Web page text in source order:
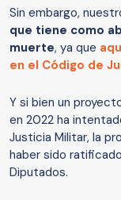
Sin embargo,
que tiene como
muerte, ya que
en el Código de
Y si bien un
en 2022 ha
Justicia Militar, la
haber sido
Diputados.